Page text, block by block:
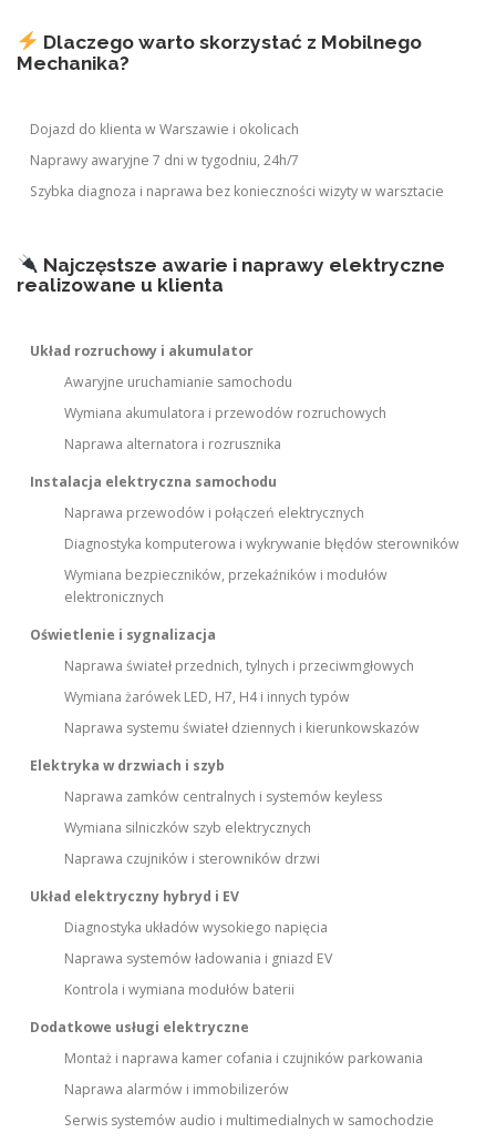
Dlaczego warto skorzystać z Mobilnego
Mechanika?
Dojazd do klienta w Warszawie i okolicach
Naprawy awaryjne 7 dni w tygodniu, 24h/7
Szybka diagnoza i naprawa bez konieczności wizyty w warsztacie
Najczęstsze awarie i naprawy elektryczne
realizowane u klienta
Układ rozruchowy i akumulator
Awaryjne uruchamianie samochodu
Wymiana akumulatora i przewodów rozruchowych
Naprawa alternatora i rozrusznika
Instalacja elektryczna samochodu
Naprawa przewodów i połączeń elektrycznych
Diagnostyka komputerowa i wykrywanie błędów sterowników
Wymiana bezpieczników, przekaźników i modułów
elektronicznych
Oświetlenie i sygnalizacja
Naprawa świateł przednich, tylnych i przeciwmgłowych
Wymiana żarówek LED, H7, H4 i innych typów
Naprawa systemu świateł dziennych i kierunkowskazów
Elektryka w drzwiach i szyb
Naprawa zamków centralnych i systemów keyless
Wymiana silniczków szyb elektrycznych
Naprawa czujników i sterowników drzwi
Układ elektryczny hybryd i EV
Diagnostyka układów wysokiego napięcia
Naprawa systemów ładowania i gniazd EV
Kontrola i wymiana modułów baterii
Dodatkowe usługi elektryczne
Montaż i naprawa kamer cofania i czujników parkowania
Naprawa alarmów i immobilizerów
Serwis systemów audio i multimedialnych w samochodzie